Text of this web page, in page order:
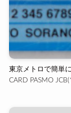
東京メトロで簡単
CARD PASMO